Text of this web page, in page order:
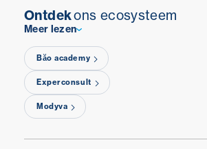
Ontdekons ecosysteem
Meer lezen
Băo academy
Experconsult
Modyva